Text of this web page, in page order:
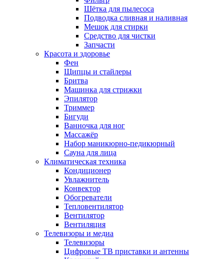
Шётка для пылесоса
Подводка сливная и наливная
Мешок для стирки
Средство для чистки
Запчасти
Красота и здоровье
Фен
Щипцы и стайлеры
Бритва
Машинка для стрижки
Эпилятор
Триммер
Бигуди
Ванночка для ног
Массажёр
Набор маникюрно-педикюрный
Сауна для лица
Климатическая техника
Кондиционер
Увлажнитель
Конвектор
Обогреватели
Тепловентилятор
Вентилятор
Вентиляция
Телевизоры и медиа
Телевизоры
Цифровые ТВ приставки и антенны